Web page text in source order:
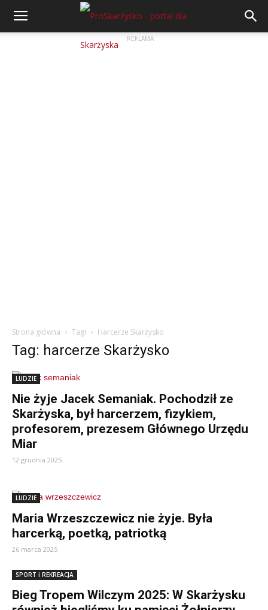
REKLAMA
Strona główna Tagi Harcerze Skarżysko
Tag: harcerze Skarżysko
LUDZIE
Nie żyje Jacek Semaniak. Pochodził ze
Skarżyska, był harcerzem, fizykiem,
profesorem, prezesem Głównego Urzędu
Miar
12 grudnia 2025
LUDZIE
Maria Wrzeszczewicz nie żyje. Była
harcerką, poetką, patriotką
26 marca 2025
SPORT i REKREACJA
Bieg Tropem Wilczym 2025: W Skarżysku